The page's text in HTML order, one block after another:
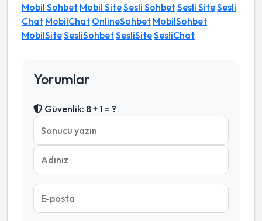
Mobil Sohbet Mobil SiteSesli SohbetSesli SiteSesli
Chat MobilChat OnlineSohbet MobilSohbet
MobilSiteSesliSohbetSesliSiteSesliChat
Yorumlar
Güvenlik: 8 + 1 = ?